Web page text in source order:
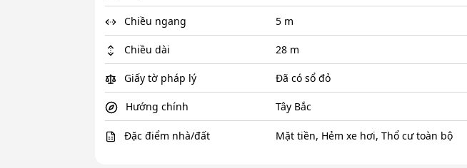
Chiều ngang 5 m
Chiều dài 28 m
Giấy tờ pháp lý Đã có sổ đỏ
Hướng chính Tây Bắc
Đặc điểm nhà/đất Mặt tiền, Hẻm xe hơi, Thổ cư toàn bộ